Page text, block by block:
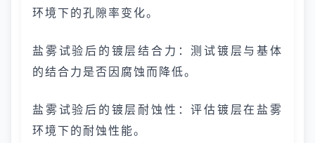
环境下的孔隙率变化。
盐雾试验后的镀层结合力：测试镀层与基体
的结合力是否因腐蚀而降低。
盐雾试验后的镀层耐蚀性：评估镀层在盐雾
环境下的耐蚀性能。